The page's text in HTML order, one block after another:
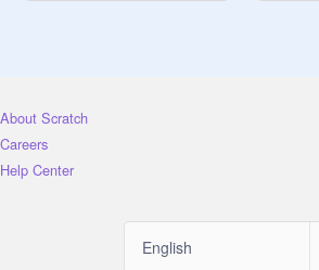
About Scratch
Careers
Help Center